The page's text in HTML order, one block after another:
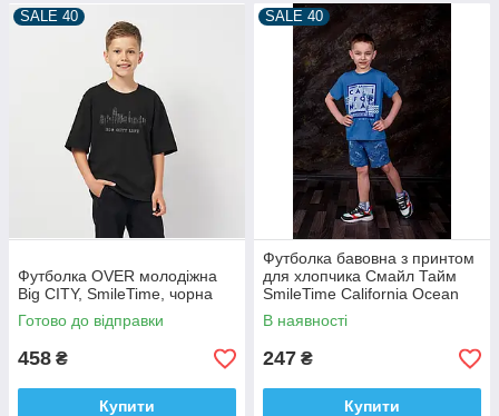
SALE 40
Футболка OVER молодіжна
Big CITY, SmileTime, чорна
Готово до відправки
458 ₴
Купити
SALE 40
Футболка бавовна з принтом
для хлопчика Смайл Тайм
SmileTime California Ocean
Drive, індиго
В наявності
247 ₴
Купити